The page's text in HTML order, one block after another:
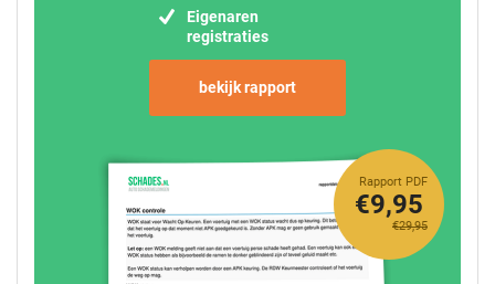
Eigenaren
registraties
bekijk rapport
Rapport PDF
€29,95
€9,95